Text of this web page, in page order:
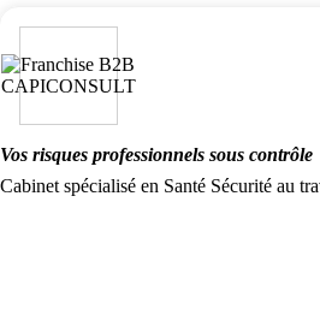
Vos risques professionnels sous contrôle
Cabinet spécialisé en Santé Sécurité au